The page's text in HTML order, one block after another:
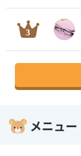
メニュー